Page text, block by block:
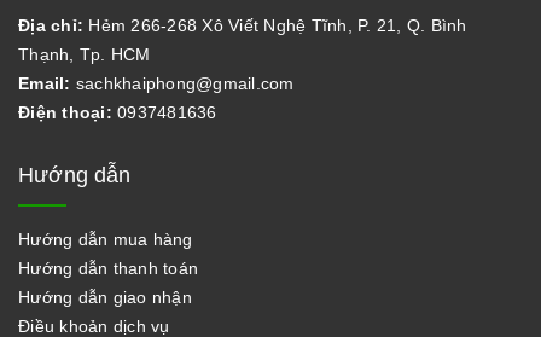
Địa chỉ: Hẻm 266-268 Xô Viết Nghệ Tĩnh, P. 21, Q. Bình
Thạnh, Tp. HCM
Email: sachkhaiphong@gmail.com
Điện thoại: 0937481636
Hướng dẫn
Hướng dẫn mua hàng
Hướng dẫn thanh toán
Hướng dẫn giao nhận
Điều khoản dịch vụ